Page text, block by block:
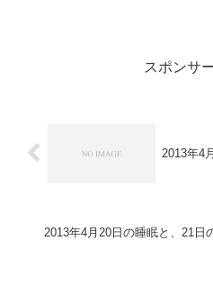
スポンサ
2013年4
2013年4月20日の睡眠と、21日